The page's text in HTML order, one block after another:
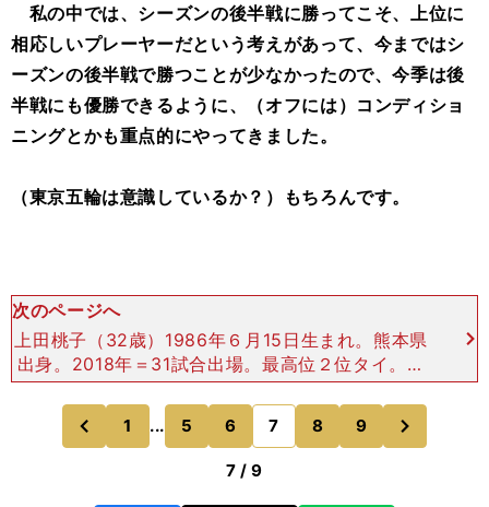
私の中では、シーズンの後半戦に勝ってこそ、上位に
相応しいプレーヤーだという考えがあって、今まではシ
ーズンの後半戦で勝つことが少なかったので、今季は後
半戦にも優勝できるように、（オフには）コンディショ
ニングとかも重点的にやってきました。
（東京五輪は意識しているか？）もちろんです。
次のページへ
上田桃子（32歳）1986年６月15日生まれ。熊本県
出身。2018年＝31試合出場。最高位２位タイ。賞
金ランキング21位。 今年は"準備"を一生懸命やっ
てきました。意識とか気持ちの部分は特に。自らの
心
前
1 ... 5 6 7 8 9
のページへ
7 / 9